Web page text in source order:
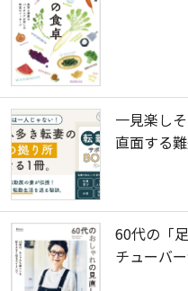
一見楽し
直面する
60代の「
チューバ